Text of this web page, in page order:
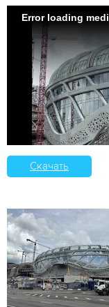
Error loading
Скачать